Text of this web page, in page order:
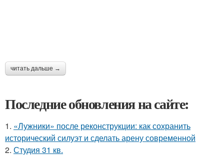
читать дальше →
Последние обновления на сайте:
1. «Лужники» после реконструкции: как сохранить
исторический силуэт и сделать арену современной
2. Студия 31 кв.